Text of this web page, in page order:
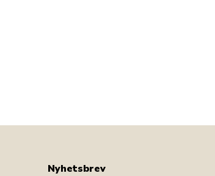
Nyhetsbrev